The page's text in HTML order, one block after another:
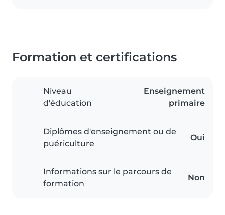
Formation et certifications
Niveau
d'éducation
Enseignement
primaire
Diplômes d'enseignement ou de
puériculture
Oui
Informations sur le parcours de
formation
Non